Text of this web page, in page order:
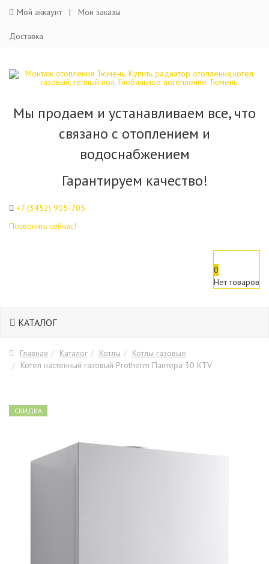
Мой аккаунт Мои заказы
Доставка
Мы продаем и устанавливаем все, что
связано с отоплением и
водоснабжением
Гарантируем качество!
+7 (3452) 905-705
Позвонить сейчас!
0
Нет товаров
КАТАЛОГ
Главная Каталог Котлы
Котлы газовые
Котел настенный газовый Protherm Пантера 30 KTV
СКИДКА